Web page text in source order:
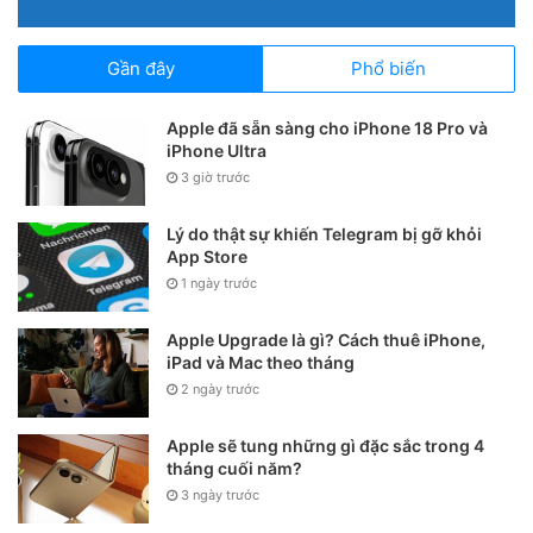
chuyên nghiệp. Điểm mạnh của nền tảng này là nó cho
phép bạn lưu trữ tới 1.000 bức ảnh và video không giới hạn
dung lượng. Flickr cũng có sẵn app trên iOS và Android
nên bạn cũng có thể dễ dàng truy cập. Ngoài ra, bạn có thể
chia sẻ những bức ảnh tâm đắc một cách rất dễ dàng với
cộng đồng.
Điểm yếu của Flickr là giới hạn số lượng ảnh và giới hạn cả
về loại file bạn có thể đăng tải. Phiên bản miễn phí của
Flickr không chấp nhận file ảnh RAW.
Gần đây Phổ biến
Apple đã sẵn sàng cho iPhone 18 Pro và
iPhone Ultra
3 giờ trước
Lý do thật sự khiến Telegram bị gỡ khỏi
App Store
1 ngày trước
Apple Upgrade là gì? Cách thuê iPhone,
iPad và Mac theo tháng
2 ngày trước
Apple sẽ tung những gì đặc sắc trong 4
tháng cuối năm?
3 ngày trước